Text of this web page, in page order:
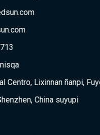
Centro, Lixinnan ñanpi,
China suyupi